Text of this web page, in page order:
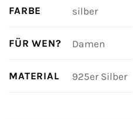
FARBE silber
FÜR WEN? Damen
MATERIAL 925er Silber